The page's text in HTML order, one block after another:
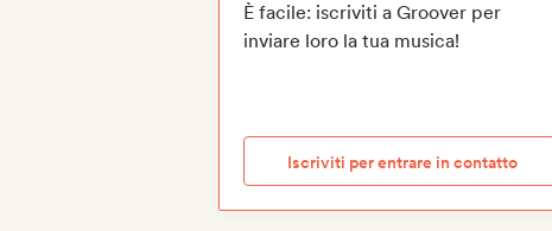
È facile: iscriviti a Groover per
inviare loro la tua musica!
Iscriviti per entrare in contatto